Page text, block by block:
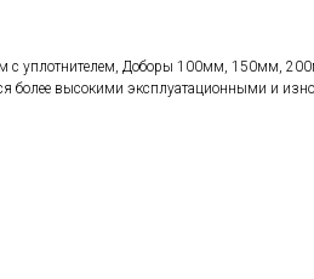
с уплотнителем, Доборы 100мм, 150мм,
более высокими эксплуатационными и